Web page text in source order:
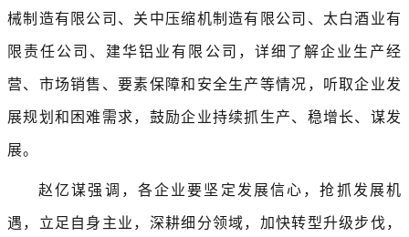
械制造有限公司、关中压缩机制造有限公司、太白酒业有
限责任公司、建华铝业有限公司，详细了解企业生产经
营、市场销售、要素保障和安全生产等情况，听取企业发
展规划和困难需求，鼓励企业持续抓生产、稳增长、谋发
展。
赵亿谋强调，各企业要坚定发展信心，抢抓发展机
遇，立足自身主业，深耕细分领域，加快转型升级步伐，